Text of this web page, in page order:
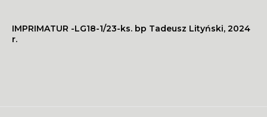
IMPRIMATUR -LG18-1/23-ks. bp Tadeusz Lityński, 2024
r.